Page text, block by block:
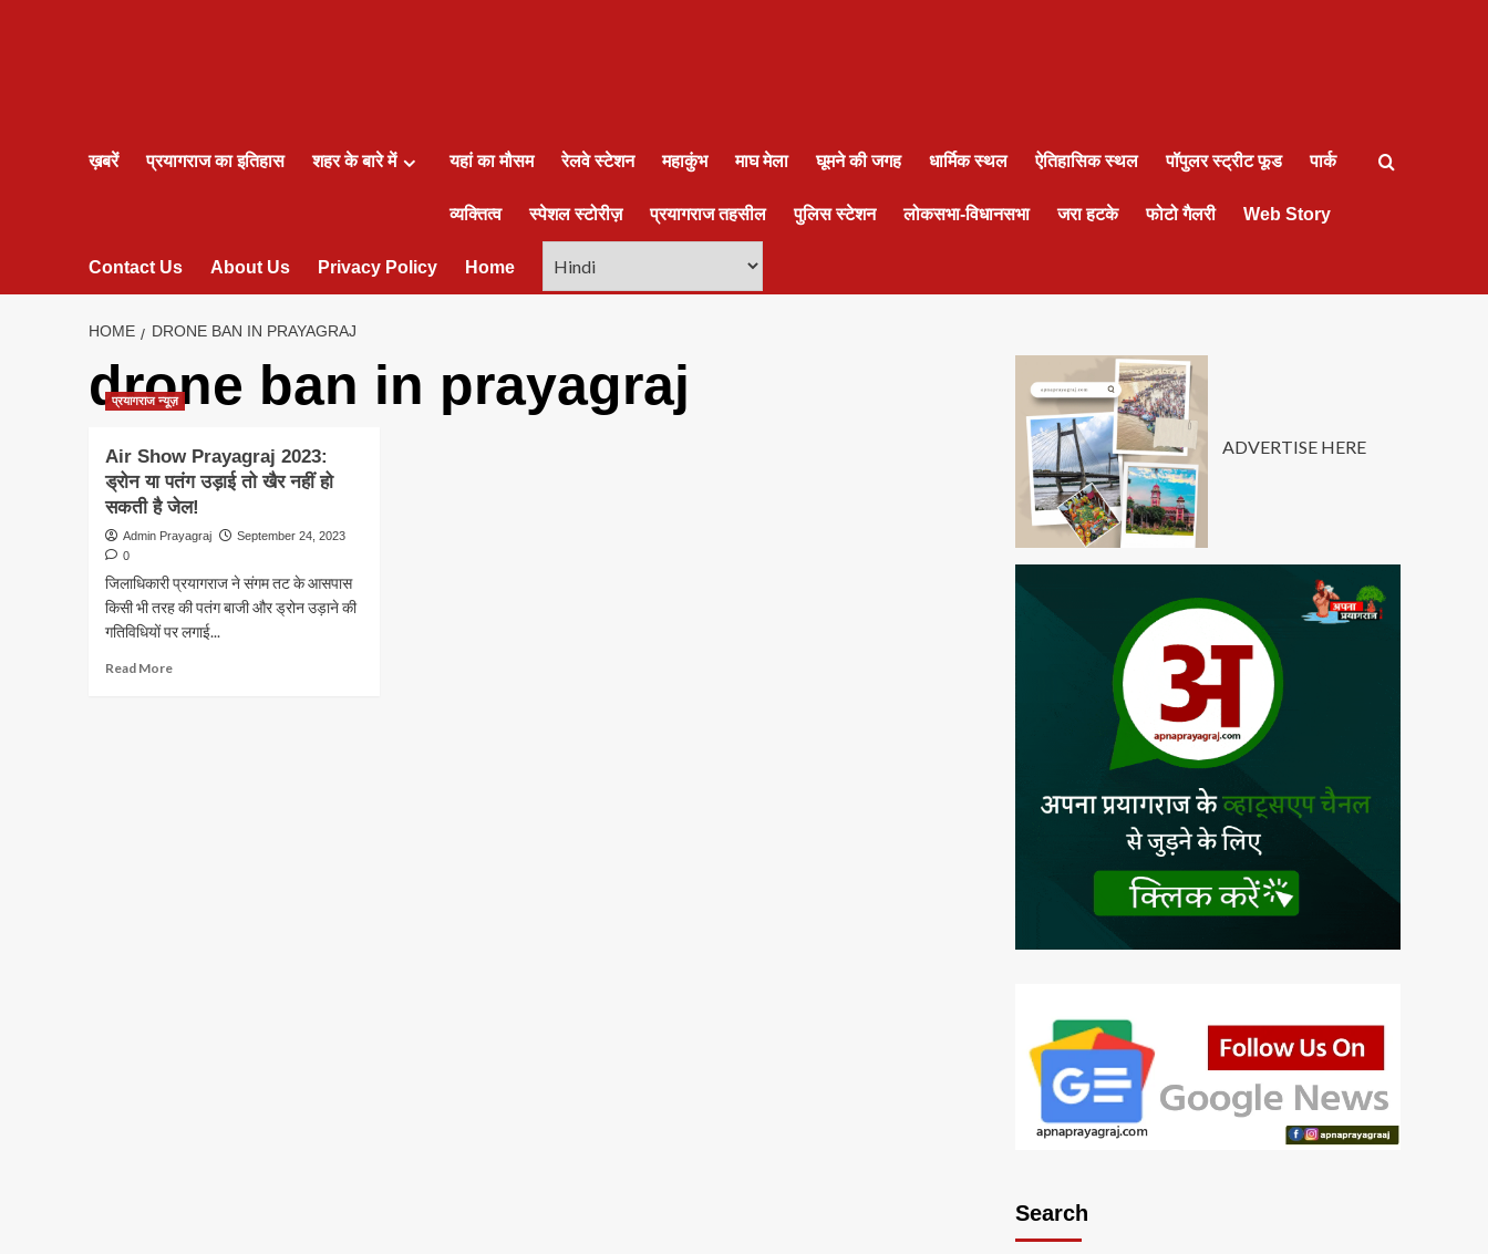
ख़बरें प्रयागराज का इतिहास शहर के बारे में यहां का मौसम रेलवे स्टेशन महाकुंभ माघ मेला घूमने की जगह धार्मिक स्थल ऐतिहासिक स्थल पॉपुलर स्ट्रीट फूड पार्क
व्यक्तित्व स्पेशल स्टोरीज़ प्रयागराज तहसील पुलिस स्टेशन लोकसभा-विधानसभा जरा हटके फोटो गैलरी Web Story
Contact Us About Us Privacy Policy Home
HOME DRONE BAN IN PRAYAGRAJ
drone ban in prayagraj
प्रयागराज न्यूज़
Air Show Prayagraj 2023:
ड्रोन या पतंग उड़ाई तो खैर नहीं हो
सकती है जेल!
Admin Prayagraj
September 24, 2023
0
जिलाधिकारी प्रयागराज ने संगम तट के आसपास
किसी भी तरह की पतंग बाजी और ड्रोन उड़ाने की
गतिविधियों पर लगाई...
Read MoreRead
ADVERTISE HERE
Search